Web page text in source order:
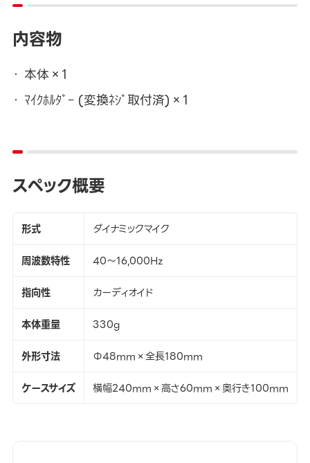
内容物
本体×1
ﾏｲｸﾎﾙﾀﾞｰ (変換ﾈｼﾞ取付済)×1
スペック概要
形式
ダイナミックマイク
周波数特性
40～16,000Hz
指向性
カーディオイド
本体重量
330g
外形寸法
Φ48mm×全長180mm
ケースサイズ
横幅240mm×高さ60mm×奥行き100mm